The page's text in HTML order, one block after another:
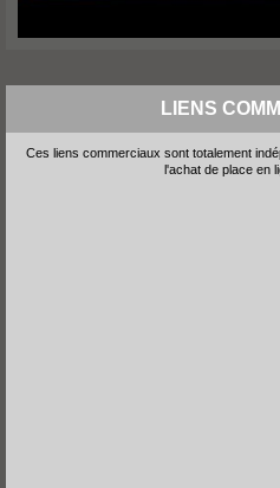
LIENS
Ces liens commerciaux sont totalement
l'achat de place en